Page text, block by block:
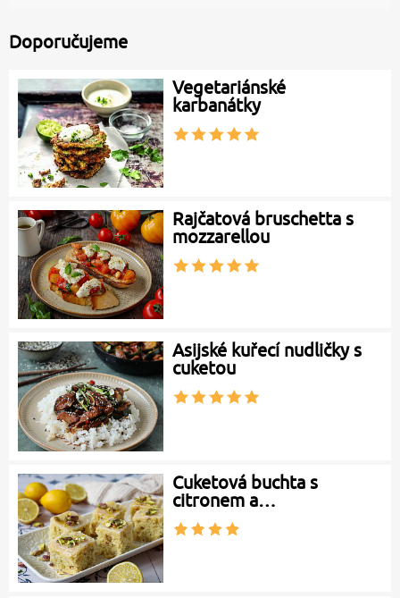
Doporučujeme
Vegetariánské
karbanátky
Rajčatová bruschetta s
mozzarellou
Asijské kuřecí nudličky s
cuketou
Cuketová buchta s
citronem a…